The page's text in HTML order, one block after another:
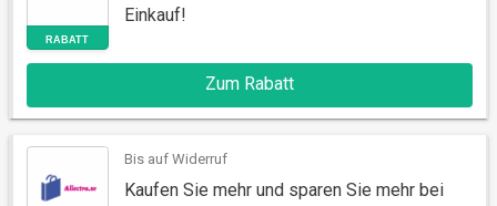
RABATT
Einkauf!
Zum Rabatt
Bis auf Widerruf
Kaufen Sie mehr und sparen Sie mehr bei